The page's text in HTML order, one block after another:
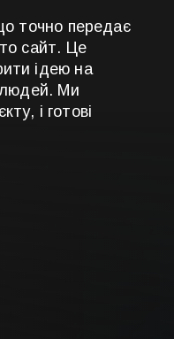
точно передає
сайт. Це
ідею на
людей. Ми
і готові